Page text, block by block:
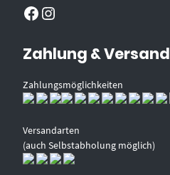
Facebook Instagram
Zahlung & Versand
Zahlungsmöglichkeiten
Versandarten
(auch Selbstabholung möglich)